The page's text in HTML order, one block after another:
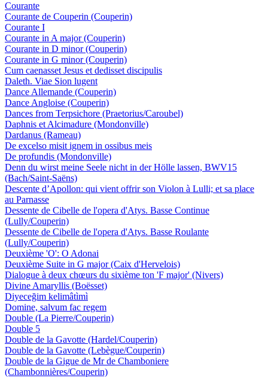
Courante
Courante de Couperin (Couperin)
Courante I
Courante in A major (Couperin)
Courante in D minor (Couperin)
Courante in G minor (Couperin)
Cum caenasset Jesus et dedisset discipulis
Daleth. Viae Sion lugent
Dance Allemande (Couperin)
Dance Angloise (Couperin)
Dances from Terpsichore (Praetorius/Caroubel)
Daphnis et Alcimadure (Mondonville)
Dardanus (Rameau)
De excelso misit ignem in ossibus meis
De profundis (Mondonville)
Denn du wirst meine Seele nicht in der Hölle lassen, BWV15
(Bach/Saint-Saëns)
Descente d’Apollon: qui vient offrir son Violon à Lulli; et sa place
au Parnasse
Dessente de Cibelle de l'opera d'Atys. Basse Continue
(Lully/Couperin)
Dessente de Cibelle de l'opera d'Atys. Basse Roulante
(Lully/Couperin)
Deuxième 'O': O Adonai
Deuxième Suite in G major (Caix d'Hervelois)
Dialogue à deux chœurs du sixième ton 'F major' (Nivers)
Divine Amaryllis (Boësset)
Diyeceğim kelimâtìmì
Domine, salvum fac regem
Double (La Pierre/Couperin)
Double 5
Double de la Gavotte (Hardel/Couperin)
Double de la Gavotte (Lebègue/Couperin)
Double de la Gigue de Mr de Chamboniere
(Chambonnières/Couperin)